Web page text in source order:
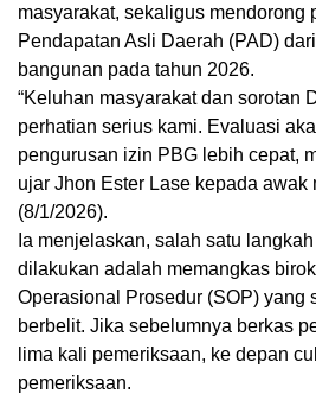
masyarakat, sekaligus mendorong
Pendapatan Asli Daerah (PAD)
bangunan pada tahun 2026.
“Keluhan masyarakat dan sorotan
perhatian serius kami. Evaluasi
pengurusan izin PBG lebih cepat,
ujar Jhon Ester Lase kepada awak
(8/1/2026).
Ia menjelaskan, salah satu
dilakukan adalah memangkas
Operasional Prosedur (SOP) yang
berbelit. Jika sebelumnya berkas
lima kali pemeriksaan, ke depan
pemeriksaan.